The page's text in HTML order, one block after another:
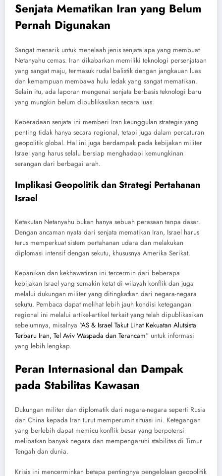
Senjata Mematikan Iran yang Belum
Pernah Digunakan
Sangat menarik untuk menelaah jenis senjata apa yang membuat
Netanyahu cemas. Iran dikabarkan memiliki teknologi persenjataan
yang sangat maju, termasuk rudal balistik dengan jangkauan luas
dan kemampuan membawa hulu ledak yang sangat mematikan.
Selain itu, ada laporan mengenai senjata berbasis teknologi baru
yang mungkin belum dipublikasikan secara luas.
Keberadaan senjata ini memberi Iran keunggulan strategis yang
penting tidak hanya secara regional, tetapi juga dalam percaturan
geopolitik global. Hal ini juga berdampak pada kebijakan militer
Israel yang harus selalu bersiap menghadapi kemungkinan
serangan dari berbagai arah.
Implikasi Geopolitik dan Strategi Pertahanan
Israel
Ketakutan Netanyahu bukan hanya sebuah perasaan tanpa dasar.
Dengan ancaman nyata dari senjata mematikan Iran, Israel harus
terus memperkuat sistem pertahanan udara dan melakukan
diplomasi intensif dengan sekutu, khususnya Amerika Serikat.
Kepanikan dan kekhawatiran ini tercermin dari beberapa
kebijakan Israel yang semakin ketat di wilayah konflik dan juga
melalui dukungan militer yang ditingkatkan dari negara-negara
sekutu. Pembaca dapat melihat lebih jauh kondisi ketegangan
regional ini melalui artikel-artikel terkait yang telah dipublikasikan
sebelumnya, misalnya “AS & Israel Takut Lihat Kekuatan Alutsista
Terbaru Iran, Tel Aviv Waspada dan Terancam” untuk informasi
yang lebih lengkap.
Peran Internasional dan Dampak
pada Stabilitas Kawasan
Dukungan militer dan diplomatik dari negara-negara seperti Rusia
dan China kepada Iran turut memperumit situasi ini. Ketegangan
yang berlebih dapat memicu konflik besar yang berpotensi
melibatkan banyak negara dan mempengaruhi stabilitas di Timur
Tengah dan dunia.
Krisis ini mencerminkan betapa pentingnya pengelolaan geopolitik